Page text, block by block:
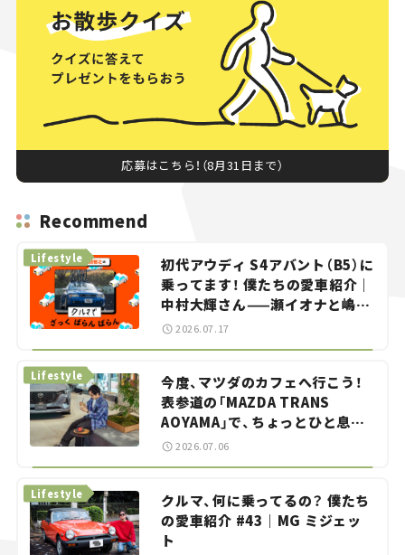
応募はこちら！（8月31日まで）
Recommend
初代アウディ S4アバント（B5）に
乗ってます！ 僕たちの愛車紹介｜
中村大輝さん——瀬イオナと嶋田
智之の「クルマでざっくばらんば
Lifestyle
2026.07.17
今度、マツダのカフェへ行こう！
表参道の「MAZDA TRANS
AOYAMA」で、ちょっとひと息。
——連載｜CCGとクルマでどうす
る？＜第13回＞
Lifestyle
2026.07.06
クルマ、何に乗ってるの？ 僕たち
の愛車紹介 #43｜MG ミジェッ
ト
Lifestyle